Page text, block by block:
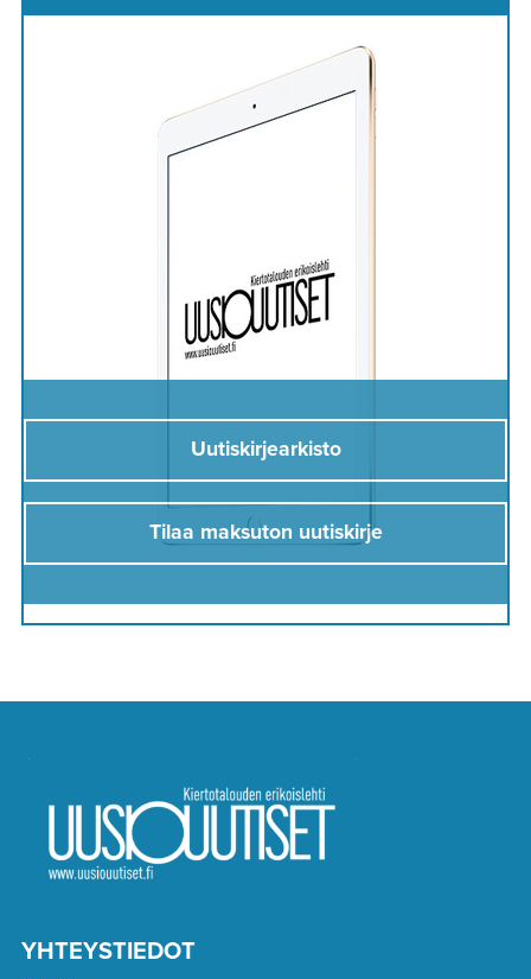
Uutiskirjearkisto
Tilaa maksuton uutiskirje
YHTEYSTIEDOT